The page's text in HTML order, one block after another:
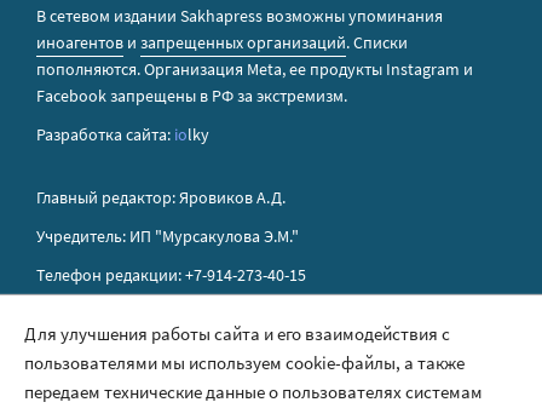
В сетевом издании Sakhapress возможны упоминания
иноагентов и запрещенных организаций. Списки
пополняются. Организация Metа, ее продукты Instagram и
Facebook запрещены в РФ за экстремизм.
Разработка сайта: iolky
Главный редактор: Яровиков А.Д.
Учредитель: ИП "Мурсакулова Э.М."
Телефон редакции: +7-914-273-40-15
Правила сайта
Для улучшения работы сайта и его взаимодействия с
пользователями мы используем cookie-файлы, а также
передаем технические данные о пользователях системам